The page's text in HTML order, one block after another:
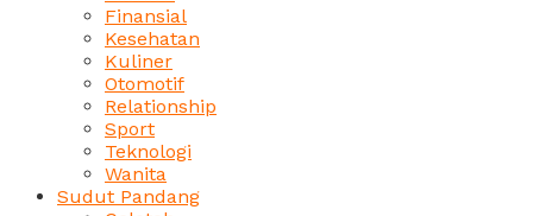
Finansial
Kesehatan
Kuliner
Otomotif
Relationship
Sport
Teknologi
Wanita
Sudut Pandang